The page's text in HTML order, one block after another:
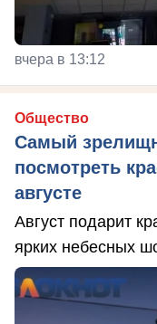
вчера в 13:12
Общество
Самый
посмотреть
августе
Август подарит
ярких небесных